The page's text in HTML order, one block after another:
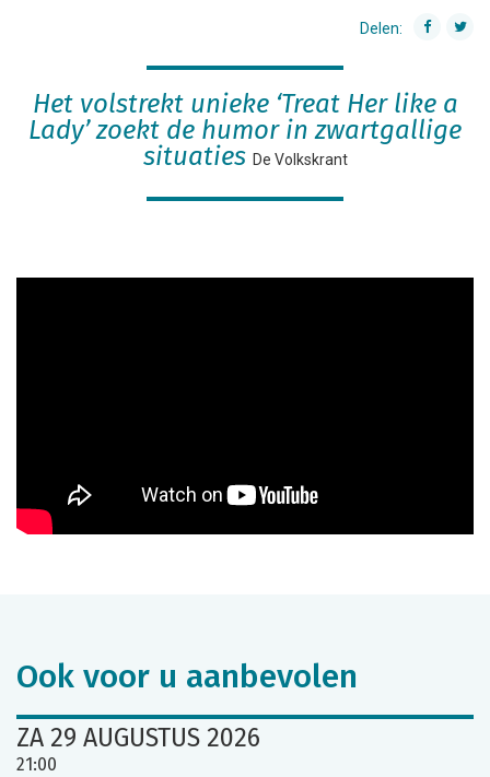
Delen:
Het volstrekt unieke ‘Treat Her like a
Lady’ zoekt de humor in zwartgallige
situaties De Volkskrant
Ook voor u aanbevolen
ZA 29 AUGUSTUS 2026
21:00